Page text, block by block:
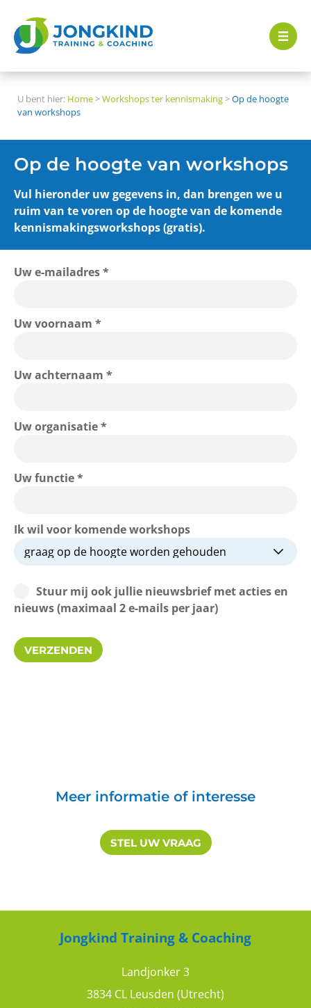
U bent hier: Home>Workshops ter kennismaking>Op de hoogte
van workshops
Op de hoogte van workshops
Vul hieronder uw gegevens in, dan brengen we u
ruim van te voren op de hoogte van de komende
kennismakingsworkshops (gratis).
Uw e-mailadres *
Uw voornaam *
Uw achternaam *
Uw organisatie *
Uw functie *
Ik wil voor komende workshops
Stuur mij ook jullie nieuwsbrief met acties en
nieuws (maximaal 2 e-mails per jaar)
Meer informatie of interesse
STEL UW VRAAG
Jongkind Training & Coaching
Landjonker 3
3834 CL Leusden (Utrecht)